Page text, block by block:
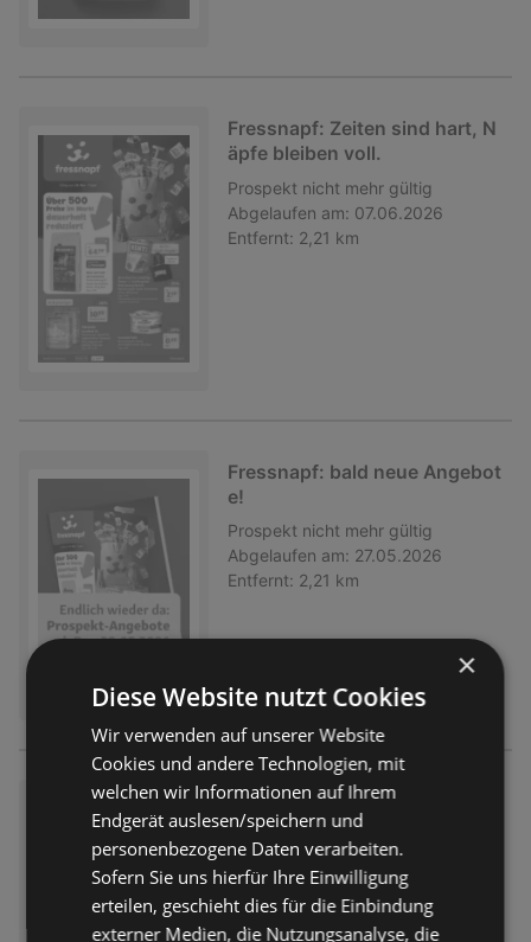
Fressnapf: Zeiten sind hart, N
äpfe bleiben voll.
Prospekt nicht mehr gültig
Abgelaufen am: 07.06.2026
Entfernt: 2,21 km
Fressnapf: bald neue Angebot
e!
Prospekt nicht mehr gültig
Abgelaufen am: 27.05.2026
Entfernt: 2,21 km
Fressnapf: Mehr einpacken, w
eniger ausgeben!
Prospekt nicht mehr gültig
Abgelaufen am: 06.05.2026
Entfernt: 2,21 km
×
Diese Website nutzt Cookies
Wir verwenden auf unserer Website
Cookies und andere Technologien, mit
welchen wir Informationen auf Ihrem
Endgerät auslesen/speichern und
personenbezogene Daten verarbeiten.
Sofern Sie uns hierfür Ihre Einwilligung
erteilen, geschieht dies für die Einbindung
externer Medien, die Nutzungsanalyse, die